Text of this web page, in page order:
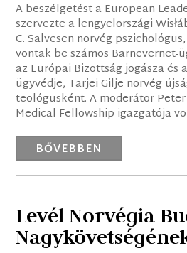
A beszélgetést a European
szervezte a lengyelországi
C. Salvesen norvég
vontak be számos Barnevernet-
az Európai Bizottság jogásza és
ügyvédje, Tarjei Gilje norvég
teológusként. A moderátor
Medical Fellowship igazgatója
BŐVEBBEN
Levél Norvégia